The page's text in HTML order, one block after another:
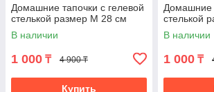
Домашние тапочки с гелевой
стелькой размер M 28 см
В наличии
1 000 ₸ 4 900 ₸
Купить
Домашние
стелькой
В наличии
1 000 ₸